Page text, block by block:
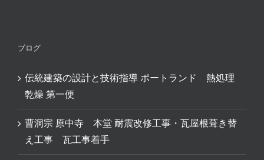
ブログ
伝統建築の設計と技術指導 ポートランド 熱処理
乾燥 第一便
曹洞宗 原中寺 本堂 耐震改修工事・瓦屋根葺き替
え工事 瓦工事着手